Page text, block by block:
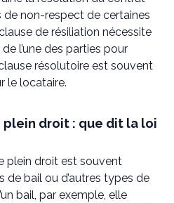
non-respect de certaines
de résiliation nécessite
l’une des parties pour
résolutoire est souvent
le locataire.
droit : que dit la loi
plein droit est souvent
de bail ou d’autres types de
bail, par exemple, elle